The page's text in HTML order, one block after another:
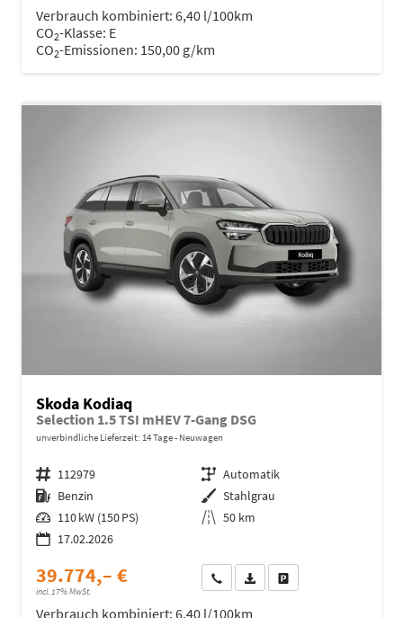
Verbrauch kombiniert: 6,40 l/100km
CO2-Klasse: E
CO2-Emissionen: 150,00 g/km
Skoda Kodiaq
Selection 1.5 TSI mHEV 7-Gang DSG
unverbindliche Lieferzeit: 14 Tage Neuwagen
Fahrzeugnr. 112979 Getriebe Automatik
Kraftstoff Benzin Außenfarbe Stahlgrau
Leistung 110 kW (150 PS) Kilometerstand 50 km
17.02.2026
39.774,– €
incl. 17% MwSt.
Wir rufen Sie anFahrzeugexposé (PDF)
Verbrauch kombiniert: 6,40 l/100km